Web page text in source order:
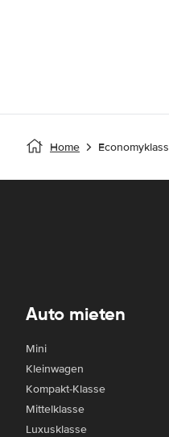
Home
Auto mieten
Mini
Kleinwagen
Kompakt-Klasse
Mittelklasse
Luxusklasse